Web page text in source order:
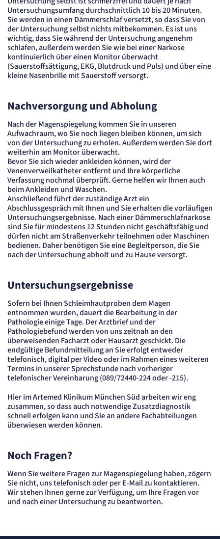
Untersuchungsumfang durchschnittlich 10 bis 20 Minuten.
Sie werden in einen Dämmerschlaf versetzt, so dass Sie von
der Untersuchung selbst nichts mitbekommen. Es ist uns
wichtig, dass Sie während der Untersuchung angenehm
schlafen, außerdem werden Sie wie bei einer Narkose
kontinuierlich über einen Monitor überwacht
(Sauerstoffsättigung, EKG, Blutdruck und Puls) und über eine
kleine Nasenbrille mit Sauerstoff versorgt.
Nachversorgung und Abholung
Nach der Magenspiegelung kommen Sie in unseren
Aufwachraum, wo Sie noch liegen bleiben können, um sich
von der Untersuchung zu erholen. Außerdem werden Sie dort
weiterhin am Monitor überwacht.
Bevor Sie sich wieder ankleiden können, wird der
Venenverweilkatheter entfernt und Ihre körperliche
Verfassung nochmal überprüft. Gerne helfen wir Ihnen auch
beim Ankleiden und Waschen.
Anschließend führt der zuständige Arzt ein
Abschlussgespräch mit Ihnen und Sie erhalten die vorläufigen
Untersuchungsergebnisse. Nach einer Dämmerschlafnarkose
sind Sie für mindestens 12 Stunden nicht geschäftsfähig und
dürfen nicht am Straßenverkehr teilnehmen oder Maschinen
bedienen. Daher benötigen Sie eine Begleitperson, die Sie
nach der Untersuchung abholt und zu Hause versorgt.
Untersuchungsergebnisse
Sofern bei Ihnen Schleimhautproben dem Magen
entnommen wurden, dauert die Bearbeitung in der
Pathologie einige Tage. Der Arztbrief und der
Pathologiebefund werden von uns zeitnah an den
überweisenden Facharzt oder Hausarzt geschickt. Die
endgültige Befundmitteilung an Sie erfolgt entweder
telefonisch, digital per Video oder im Rahmen eines weiteren
Termins in unserer Sprechstunde nach vorheriger
telefonischer Vereinbarung (089/72440-224 oder -215).
Hier im Artemed Klinikum München Süd arbeiten wir eng
zusammen, so dass auch notwendige Zusatzdiagnostik
schnell erfolgen kann und Sie an andere Fachabteilungen
überwiesen werden können.
Noch Fragen?
Wenn Sie weitere Fragen zur Magenspiegelung haben, zögern
Sie nicht, uns telefonisch oder per E-Mail zu kontaktieren.
Wir stehen Ihnen gerne zur Verfügung, um Ihre Fragen vor
und nach einer Untersuchung zu beantworten.
Sitzungs-Cookie
Name:
PHPSESSID
Anbieter:
Artemed SE
Zweck:
Session
Einverständnis-Cookie
Name:
cookie_consent
Anbieter:
Artemed SE
Zweck:
Speichert den Zustimmungsstatus des Benutzers für Cookies auf der aktuellen
Domäne.
Cookie Laufzeit:
1 Jahr
STATISTIK
Statistik Cookies erfassen Informationen
anonym. Diese Informationen helfen uns
Website nutzen.
Matelso Telefontracking
Name:
mat_tel
Anbieter:
matelso GmbH
Zweck:
Speichert die User-ID. Hierdurch wird fgestgelegt, welche Rufnummer(n) der Nutzer
angezeigt bekommt.
Cookie Laufzeit:
Matelso Telefontracking
Name:
matelso GmbH
Registriert den initialen Einstiegspunkt des Nutzers auf unserer Webseite.
Cookie Laufzeit:
30 Tage
etracker Analytics
_et_coid